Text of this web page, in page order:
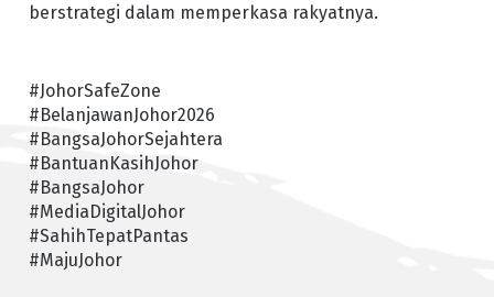
berstrategi dalam memperkasa rakyatnya.
#JohorSafeZone
#BelanjawanJohor2026
#BangsaJohorSejahtera
#BantuanKasihJohor
#BangsaJohor
#MediaDigitalJohor
#SahihTepatPantas
#MajuJohor